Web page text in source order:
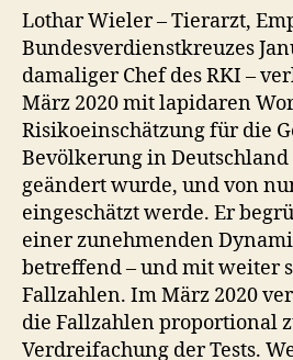
Lothar Wieler – Tierarzt,
Bundesverdienstkreuzes
damaliger Chef des RKI –
März 2020 mit lapidaren
Risikoeinschätzung für die
Bevölkerung in Deutschland
geändert wurde, und von
eingeschätzt werde. Er
einer zunehmenden
betreffend – und mit weiter
Fallzahlen. Im März 2020
die Fallzahlen proportional
Verdreifachung der Tests.